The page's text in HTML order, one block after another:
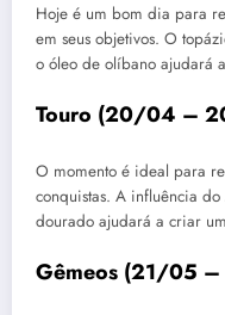
Hoje é um bom dia para
em seus objetivos. O
o óleo de olíbano ajudará
Touro (20/04 –
O momento é ideal para
conquistas. A influência
dourado ajudará a criar
Gêmeos (21/05